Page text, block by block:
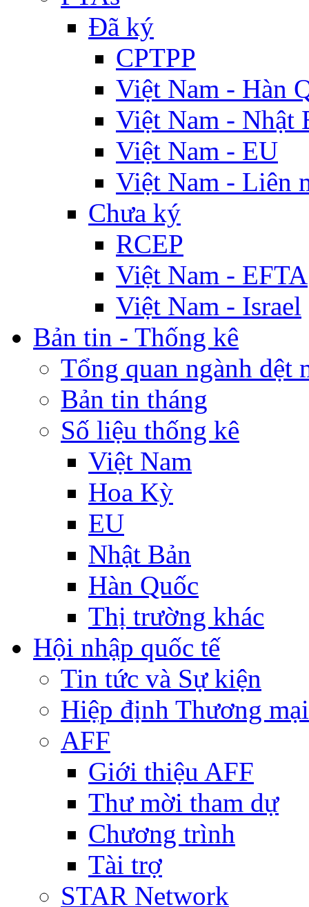
Đã ký
CPTPP
Việt Nam - Hàn
Việt Nam - Nhật
Việt Nam - EU
Việt Nam - Liên
Chưa ký
RCEP
Việt Nam - EFTA
Việt Nam - Israel
Bản tin - Thống kê
Tổng quan ngành dệt
Bản tin tháng
Số liệu thống kê
Việt Nam
Hoa Kỳ
EU
Nhật Bản
Hàn Quốc
Thị trường khác
Hội nhập quốc tế
Tin tức và Sự kiện
Hiệp định Thương
AFF
Giới thiệu AFF
Thư mời tham dự
Chương trình
Tài trợ
STAR Network